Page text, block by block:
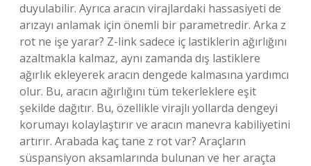
duyulabilir. Ayrıca aracın virajlardaki hassasiyeti de
arızayı anlamak için önemli bir parametredir. Arka z
rot ne işe yarar? Z-link sadece iç lastiklerin ağırlığını
azaltmakla kalmaz, aynı zamanda dış lastiklere
ağırlık ekleyerek aracın dengede kalmasına yardımcı
olur. Bu, aracın ağırlığını tüm tekerleklere eşit
şekilde dağıtır. Bu, özellikle virajlı yollarda dengeyi
korumayı kolaylaştırır ve aracın manevra kabiliyetini
artırır. Arabada kaç tane z rot var? Araçların
süspansiyon aksamlarında bulunan ve her araçta